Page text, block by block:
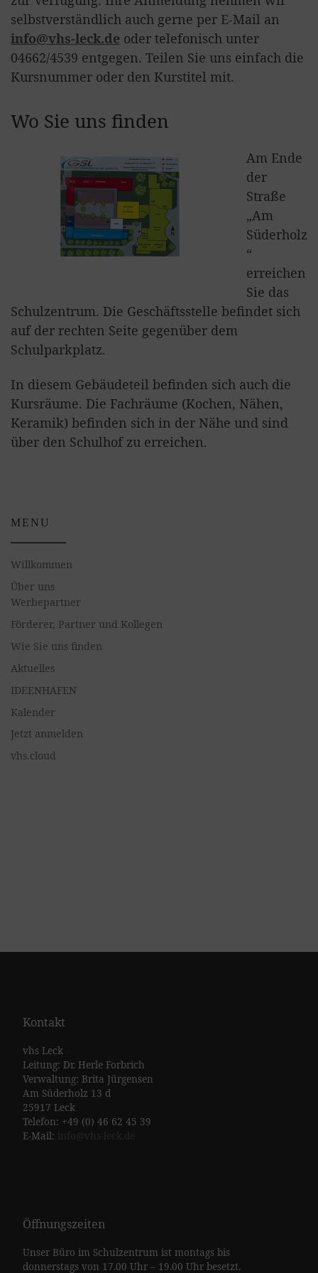
selbstverständlich auch gerne per E-Mail an
info@vhs-leck.de oder telefonisch unter
04662/4539 entgegen. Teilen Sie uns einfach die
Kursnummer oder den Kurstitel mit.
Wo Sie uns finden
Am Ende
der
Straße
„Am
Süderholz
“
erreichen
Sie das
Schulzentrum. Die Geschäftsstelle befindet sich
auf der rechten Seite gegenüber dem
Schulparkplatz.
In diesem Gebäudeteil befinden sich auch die
Kursräume. Die Fachräume (Kochen, Nähen,
Keramik) befinden sich in der Nähe und sind
über den Schulhof zu erreichen.
MENU
Willkommen
Über uns
Werbepartner
Förderer, Partner und Kollegen
Wie Sie uns finden
Aktuelles
IDEENHAFEN
Kalender
Jetzt anmelden
vhs.cloud
Kontakt
vhs Leck
Leitung: Dr. Herle Forbrich
Verwaltung: Brita Jürgensen
Am Süderholz 13 d
25917 Leck
Telefon: +49 (0) 46 62 45 39
E-Mail:
Öffnungszeiten
Unser Büro im Schulzentrum ist montags bis
donnerstags von 17.00 Uhr – 19.00 Uhr besetzt.